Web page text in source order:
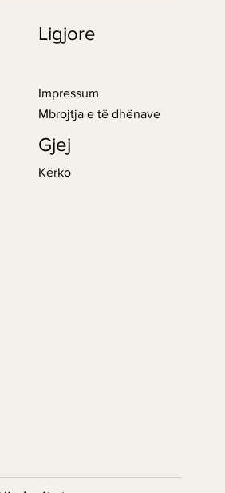
te kënaqësitë e
Ligjore
Impressum
Mbrojtja e të dhënave
Gjej
Kërko